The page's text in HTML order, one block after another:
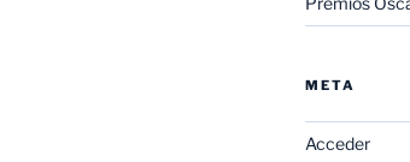
META
Acceder